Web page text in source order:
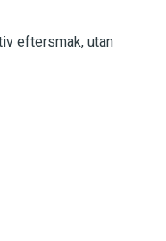
eftersmak, utan